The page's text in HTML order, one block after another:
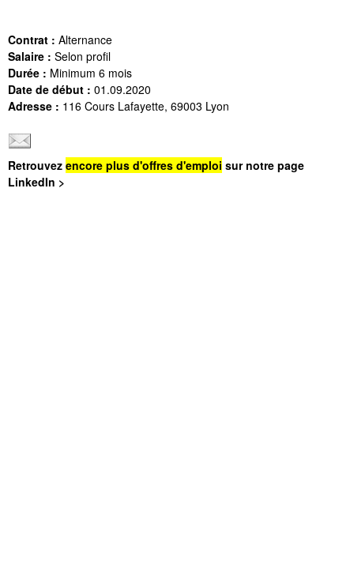
Contrat : Alternance
Salaire : Selon profil
Durée : Minimum 6 mois
Date de début : 01.09.2020
Adresse : 116 Cours Lafayette, 69003 Lyon
Retrouvez encore plus d'offres d'emploi sur notre page
LinkedIn >